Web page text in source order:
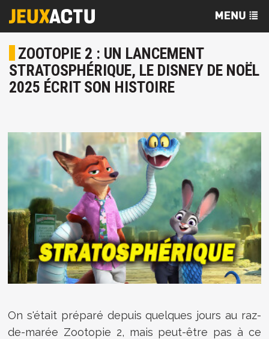
ZOOTOPIE 2 : UN LANCEMENT
STRATOSPHÉRIQUE, LE DISNEY DE NOËL
2025 ÉCRIT SON HISTOIRE
On s'était préparé depuis quelques jours au raz-
de-marée Zootopie 2, mais peut-être pas à ce